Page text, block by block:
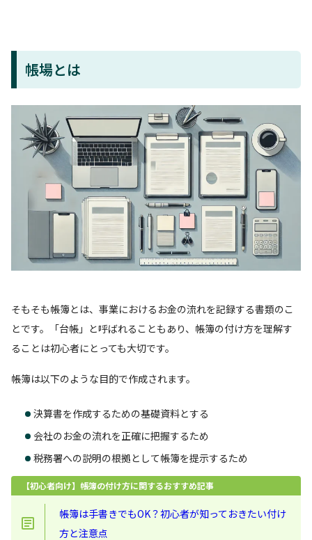
帳場とは
そもそも帳簿とは、事業におけるお金の流れを記録する書類のこ
とです。「台帳」と呼ばれることもあり、帳簿の付け方を理解す
ることは初心者にとっても大切です。
帳簿は以下のような目的で作成されます。
決算書を作成するための基礎資料とする
会社のお金の流れを正確に把握するため
税務署への説明の根拠として帳簿を提示するため
【初心者向け】帳簿の付け方に関するおすすめ記事
帳簿は手書きでもOK？初心者が知っておきたい付け
方と注意点